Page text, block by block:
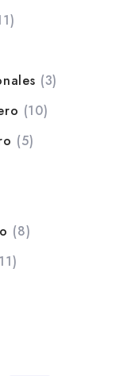
(3)
(10)
(5)
(8)